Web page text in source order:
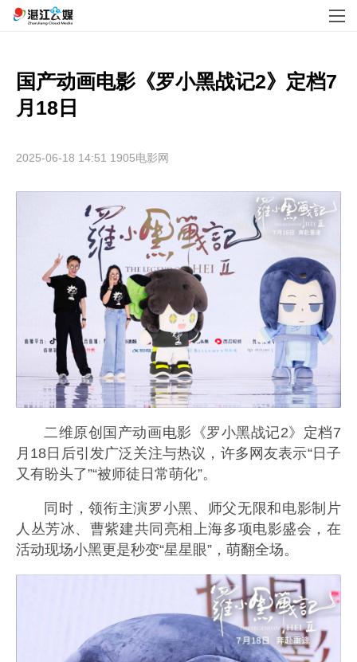
国产动画电影《罗小黑战记2》定档7
月18日
2025-06-18 14:51 1905电影网
二维原创国产动画电影《罗小黑战记2》定档7
月18日后引发广泛关注与热议，许多网友表示“日子
又有盼头了”“被师徒日常萌化”。
同时，领衔主演罗小黑、师父无限和电影制片
人丛芳冰、曹紫建共同亮相上海多项电影盛会，在
活动现场小黑更是秒变“星星眼”，萌翻全场。